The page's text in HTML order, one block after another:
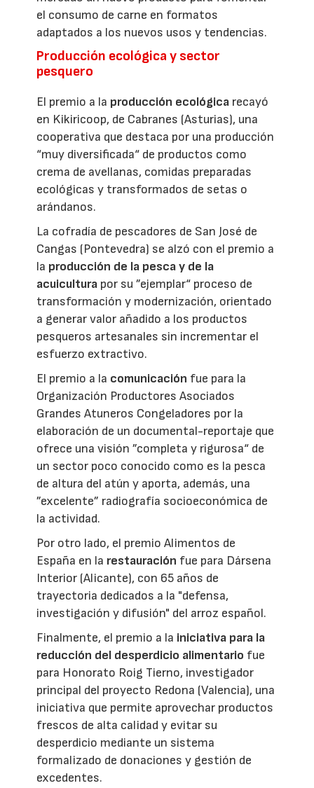
el consumo de carne en formatos
adaptados a los nuevos usos y tendencias.
Producción ecológica y sector
pesquero
El premio a la producción ecológica recayó
en Kikiricoop, de Cabranes (Asturias), una
cooperativa que destaca por una producción
“muy diversificada“ de productos como
crema de avellanas, comidas preparadas
ecológicas y transformados de setas o
arándanos.
La cofradía de pescadores de San José de
Cangas (Pontevedra) se alzó con el premio a
la producción de la pesca y de la
acuicultura por su ”ejemplar“ proceso de
transformación y modernización, orientado
a generar valor añadido a los productos
pesqueros artesanales sin incrementar el
esfuerzo extractivo.
El premio a la comunicación fue para la
Organización Productores Asociados
Grandes Atuneros Congeladores por la
elaboración de un documental-reportaje que
ofrece una visión ”completa y rigurosa“ de
un sector poco conocido como es la pesca
de altura del atún y aporta, además, una
”excelente” radiografía socioeconómica de
la actividad.
Por otro lado, el premio Alimentos de
España en la restauración fue para Dársena
Interior (Alicante), con 65 años de
trayectoria dedicados a la "defensa,
investigación y difusión" del arroz español.
Finalmente, el premio a la iniciativa para la
reducción del desperdicio alimentario fue
para Honorato Roig Tierno, investigador
principal del proyecto Redona (Valencia), una
iniciativa que permite aprovechar productos
frescos de alta calidad y evitar su
desperdicio mediante un sistema
formalizado de donaciones y gestión de
excedentes.